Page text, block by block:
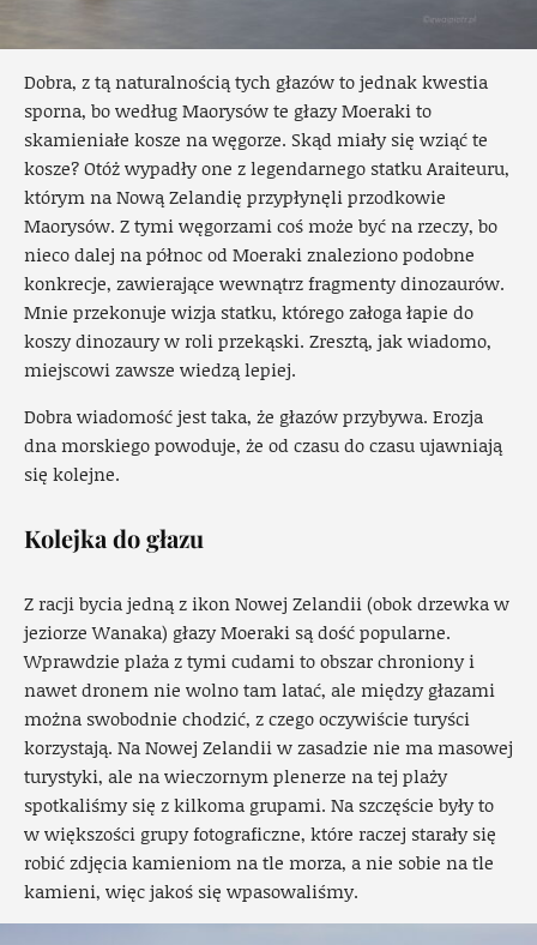
Dobra, z tą naturalnością tych głazów to jednak kwestia
sporna, bo według Maorysów te głazy Moeraki to
skamieniałe kosze na węgorze. Skąd miały się wziąć te
kosze? Otóż wypadły one z legendarnego statku Araiteuru,
którym na Nową Zelandię przypłynęli przodkowie
Maorysów. Z tymi węgorzami coś może być na rzeczy, bo
nieco dalej na północ od Moeraki znaleziono podobne
konkrecje, zawierające wewnątrz fragmenty dinozaurów.
Mnie przekonuje wizja statku, którego załoga łapie do
koszy dinozaury w roli przekąski. Zresztą, jak wiadomo,
miejscowi zawsze wiedzą lepiej.
Dobra wiadomość jest taka, że głazów przybywa. Erozja
dna morskiego powoduje, że od czasu do czasu ujawniają
się kolejne.
Kolejka do głazu
Z racji bycia jedną z ikon Nowej Zelandii (obok drzewka w
jeziorze Wanaka) głazy Moeraki są dość popularne.
Wprawdzie plaża z tymi cudami to obszar chroniony i
nawet dronem nie wolno tam latać, ale między głazami
można swobodnie chodzić, z czego oczywiście turyści
korzystają. Na Nowej Zelandii w zasadzie nie ma masowej
turystyki, ale na wieczornym plenerze na tej plaży
spotkaliśmy się z kilkoma grupami. Na szczęście były to
w większości grupy fotograficzne, które raczej starały się
robić zdjęcia kamieniom na tle morza, a nie sobie na tle
kamieni, więc jakoś się wpasowaliśmy.